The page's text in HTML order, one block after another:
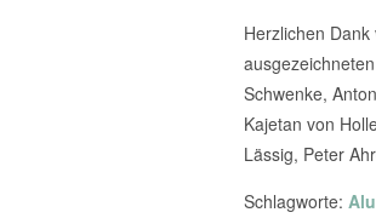
Herzlichen
Schwenke,
Kajetan von
Lässig, Peter
Schlagworte: